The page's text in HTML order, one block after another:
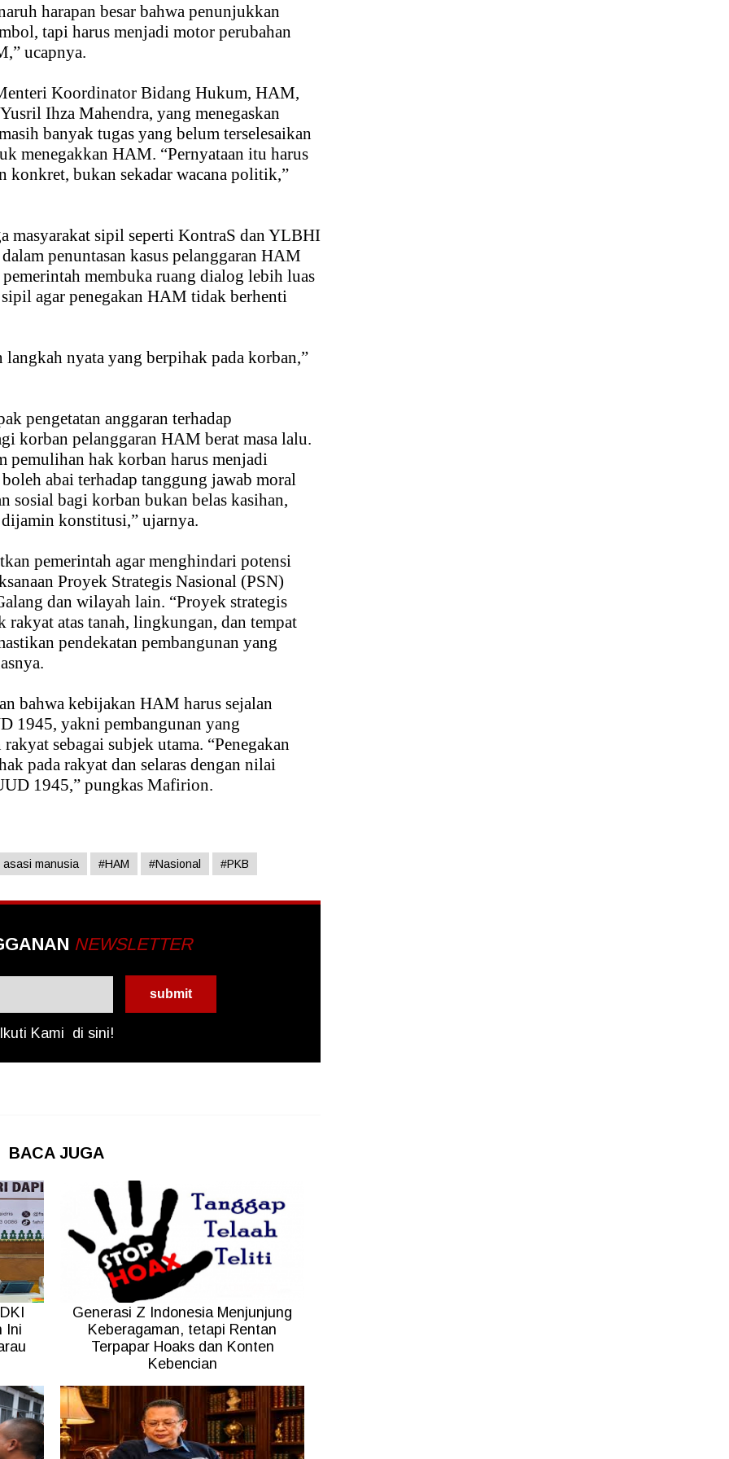
harapan besar bahwa penunjukkan
tapi harus menjadi motor perubahan
ucapnya.
Koordinator Bidang Hukum, HAM,
Ihza Mahendra, yang menegaskan
banyak tugas yang belum terselesaikan
menegakkan HAM. “Pernyataan itu harus
konkret, bukan sekadar wacana politik,”
masyarakat sipil seperti KontraS dan YLBHI
penuntasan kasus pelanggaran HAM
membuka ruang dialog lebih luas
agar penegakan HAM tidak berhenti
langkah nyata yang berpihak pada korban,”
pengetatan anggaran terhadap
korban pelanggaran HAM berat masa lalu.
pemulihan hak korban harus menjadi
abai terhadap tanggung jawab moral
sosial bagi korban bukan belas kasihan,
konstitusi,” ujarnya.
pemerintah agar menghindari potensi
Proyek Strategis Nasional (PSN)
dan wilayah lain. “Proyek strategis
atas tanah, lingkungan, dan tempat
pendekatan pembangunan yang
bahwa kebijakan HAM harus sejalan
1945, yakni pembangunan yang
sebagai subjek utama. “Penegakan
pada rakyat dan selaras dengan nilai
1945,” pungkas Mafirion.
asasi manusia #HAM #Nasional #PKB
NEWSLETTER
Kami di sini!
BACA JUGA
Ini
Generasi Z Indonesia Menjunjung
Keberagaman, tetapi Rentan
Terpapar Hoaks dan Konten
Kebencian